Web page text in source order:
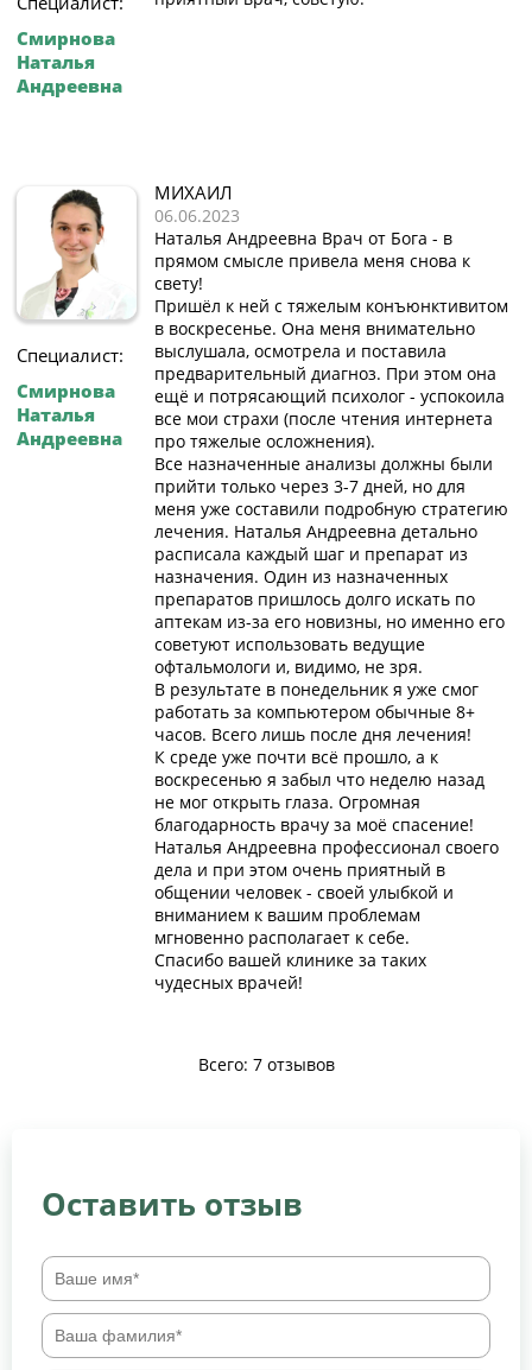
Смирнова
Наталья
Андреевна
Специалист:
Смирнова
Наталья
Андреевна
МИХАИЛ
06.06.2023
Наталья Андреевна Врач от Бога - в
прямом смысле привела меня снова к
свету!
Пришёл к ней с тяжелым конъюнктивитом
в воскресенье. Она меня внимательно
выслушала, осмотрела и поставила
предварительный диагноз. При этом она
ещё и потрясающий психолог - успокоила
все мои страхи (после чтения интернета
про тяжелые осложнения).
Все назначенные анализы должны были
прийти только через 3-7 дней, но для
меня уже составили подробную стратегию
лечения. Наталья Андреевна детально
расписала каждый шаг и препарат из
назначения. Один из назначенных
препаратов пришлось долго искать по
аптекам из-за его новизны, но именно его
советуют использовать ведущие
офтальмологи и, видимо, не зря.
В результате в понедельник я уже смог
работать за компьютером обычные 8+
часов. Всего лишь после дня лечения!
К среде уже почти всё прошло, а к
воскресенью я забыл что неделю назад
не мог открыть глаза. Огромная
благодарность врачу за моё спасение!
Наталья Андреевна профессионал своего
дела и при этом очень приятный в
общении человек - своей улыбкой и
вниманием к вашим проблемам
мгновенно располагает к себе.
Спасибо вашей клинике за таких
чудесных врачей!
Всего: 7 отзывов
Оставить отзыв